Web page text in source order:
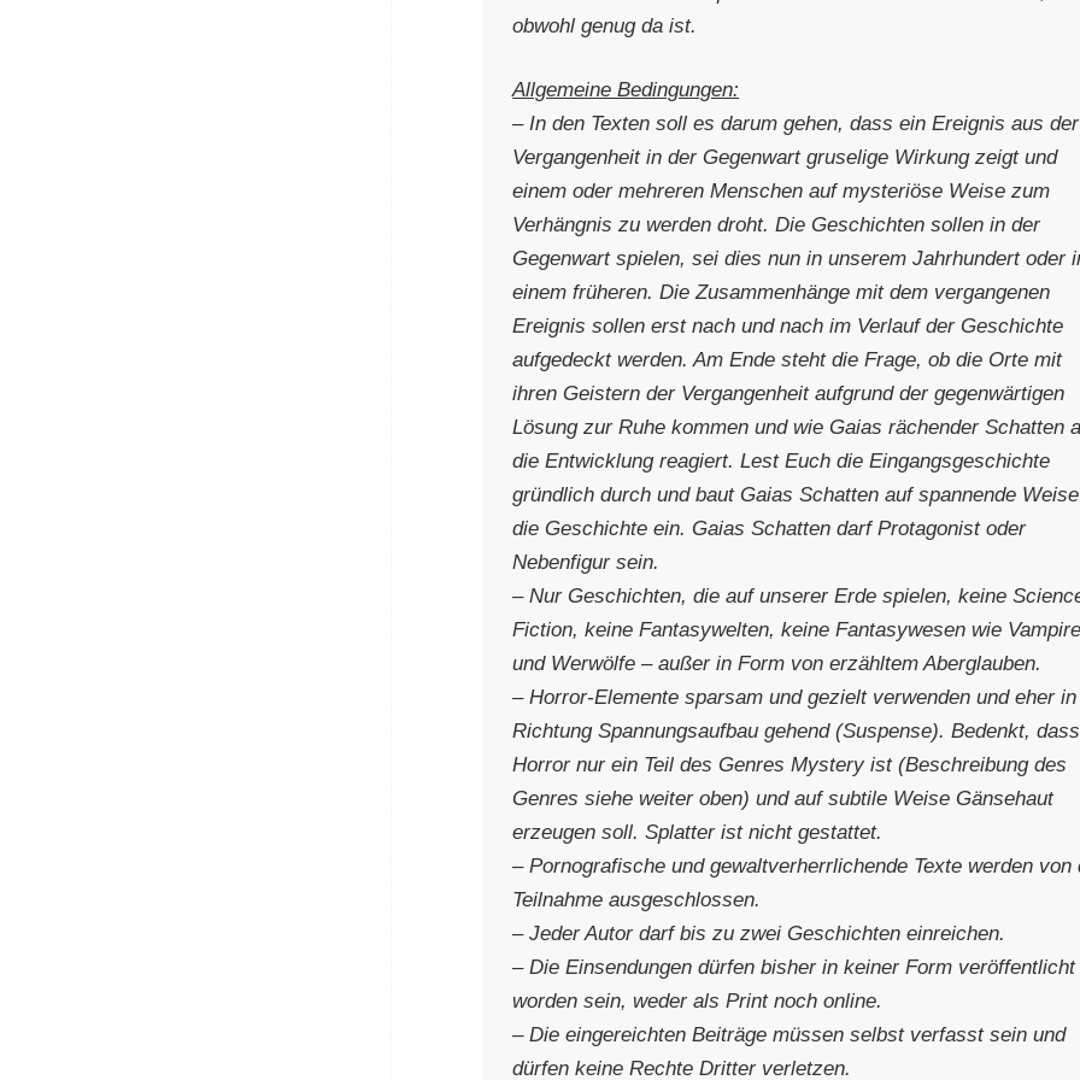
obwohl genug da ist.
Allgemeine Bedingungen:
– In den Texten soll es darum gehen, dass ein Ereignis aus der
Vergangenheit in der Gegenwart gruselige Wirkung zeigt und
einem oder mehreren Menschen auf mysteriöse Weise zum
Verhängnis zu werden droht. Die Geschichten sollen in der
Gegenwart spielen, sei dies nun in unserem Jahrhundert oder
einem früheren. Die Zusammenhänge mit dem vergangenen
Ereignis sollen erst nach und nach im Verlauf der Geschichte
aufgedeckt werden. Am Ende steht die Frage, ob die Orte mit
ihren Geistern der Vergangenheit aufgrund der gegenwärtigen
Lösung zur Ruhe kommen und wie Gaias rächender Schatten
die Entwicklung reagiert. Lest Euch die Eingangsgeschichte
gründlich durch und baut Gaias Schatten auf spannende
die Geschichte ein. Gaias Schatten darf Protagonist oder
Nebenfigur sein.
– Nur Geschichten, die auf unserer Erde spielen, keine
Fiction, keine Fantasywelten, keine Fantasywesen wie Vampire
und Werwölfe – außer in Form von erzähltem Aberglauben.
– Horror-Elemente sparsam und gezielt verwenden und eher in
Richtung Spannungsaufbau gehend (Suspense). Bedenkt, dass
Horror nur ein Teil des Genres Mystery ist (Beschreibung des
Genres siehe weiter oben) und auf subtile Weise Gänsehaut
erzeugen soll. Splatter ist nicht gestattet.
– Pornografische und gewaltverherrlichende Texte werden von
Teilnahme ausgeschlossen.
– Jeder Autor darf bis zu zwei Geschichten einreichen.
– Die Einsendungen dürfen bisher in keiner Form veröffentlicht
worden sein, weder als Print noch online.
– Die eingereichten Beiträge müssen selbst verfasst sein und
dürfen keine Rechte Dritter verletzen.